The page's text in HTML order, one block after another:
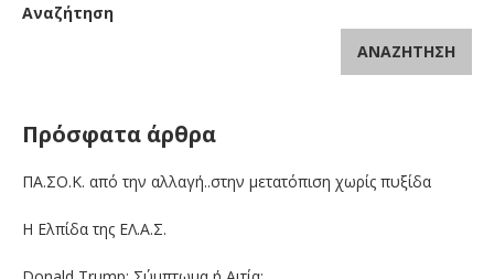
Αναζήτηση
ΑΝΑΖΉΤΗΣΗ
Πρόσφατα άρθρα
ΠΑ.ΣΟ.Κ. από την αλλαγή..στην μετατόπιση χωρίς πυξίδα
Η Ελπίδα της ΕΛ.Α.Σ.